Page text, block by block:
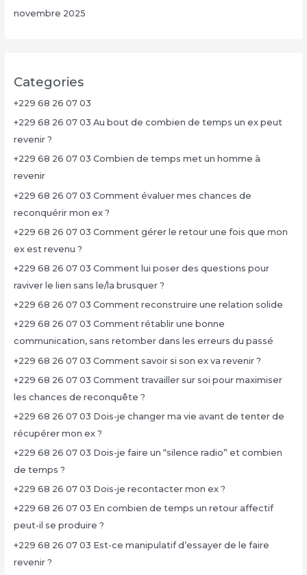
novembre 2025
Categories
+229 68 26 07 03
+229 68 26 07 03 Au bout de combien de temps un ex peut
revenir ?
+229 68 26 07 03 Combien de temps met un homme à
revenir
+229 68 26 07 03 Comment évaluer mes chances de
reconquérir mon ex ?
+229 68 26 07 03 Comment gérer le retour une fois que mon
ex est revenu ?
+229 68 26 07 03 Comment lui poser des questions pour
raviver le lien sans le/la brusquer ?
+229 68 26 07 03 Comment reconstruire une relation solide
+229 68 26 07 03 Comment rétablir une bonne
communication, sans retomber dans les erreurs du passé
+229 68 26 07 03 Comment savoir si son ex va revenir ?
+229 68 26 07 03 Comment travailler sur soi pour maximiser
les chances de reconquête ?
+229 68 26 07 03 Dois-je changer ma vie avant de tenter de
récupérer mon ex ?
+229 68 26 07 03 Dois-je faire un “silence radio” et combien
de temps ?
+229 68 26 07 03 Dois-je recontacter mon ex ?
+229 68 26 07 03 En combien de temps un retour affectif
peut-il se produire ?
+229 68 26 07 03 Est-ce manipulatif d’essayer de le faire
revenir ?